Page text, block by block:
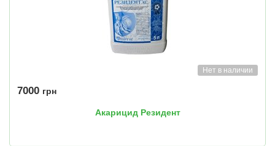
Нет в наличии
7000 грн
Акарицид Резидент